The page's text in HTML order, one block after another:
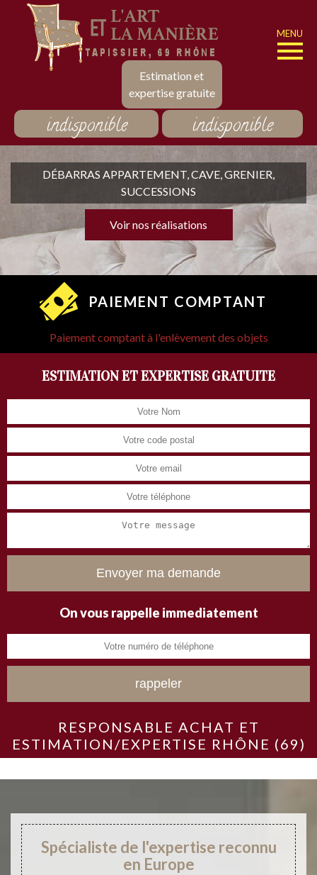
Estimation et
expertise gratuite
MENU
indisponible indisponible
DÉBARRAS APPARTEMENT, CAVE, GRENIER,
SUCCESSIONS
Voir nos réalisations
PAIEMENT COMPTANT
Paiement comptant à l'enlèvement des objets
ESTIMATION ET EXPERTISE GRATUITE
On vous rappelle immediatement
RESPONSABLE ACHAT ET
ESTIMATION/EXPERTISE RHÔNE (69)
Spécialiste de l'expertise reconnu
en Europe